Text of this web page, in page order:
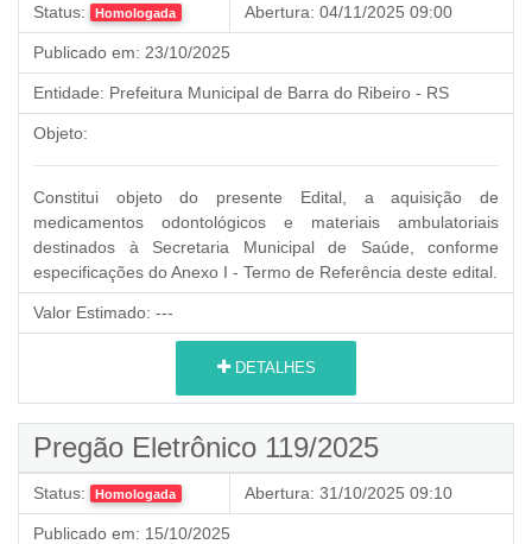
Status: Homologada Abertura: 04/11/2025 09:00
Publicado em: 23/10/2025
Entidade: Prefeitura Municipal de Barra do Ribeiro - RS
Objeto:
Constitui objeto do presente Edital, a aquisição de
medicamentos odontológicos e materiais ambulatoriais
destinados à Secretaria Municipal de Saúde, conforme
especificações do Anexo I - Termo de Referência deste edital.
Valor Estimado: ---
DETALHES
Pregão Eletrônico 119/2025
Status: Homologada Abertura: 31/10/2025 09:10
Publicado em: 15/10/2025